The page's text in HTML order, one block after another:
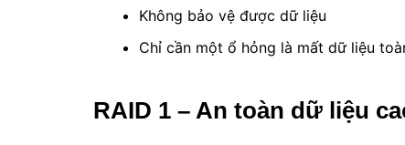
Không bảo vệ được dữ liệu
Chỉ cần một ổ hỏng là mất dữ liệu
RAID 1 – An toàn dữ liệu